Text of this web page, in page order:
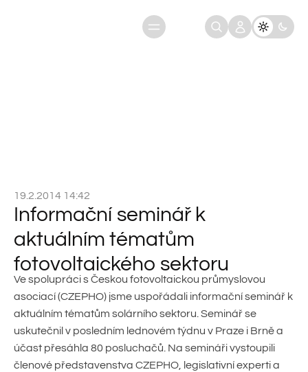
19.2.2014 14:42
Informační seminář k
aktuálním tématům
fotovoltaického sektoru
Ve spolupráci s Českou fotovoltaickou průmyslovou
asociací (CZEPHO) jsme uspořádali informační seminář k
aktuálním tématům solárního sektoru. Seminář se
uskutečnil v posledním lednovém týdnu v Praze i Brně a
účast přesáhla 80 posluchačů. Na semináři vystoupili
členové představenstva CZEPHO, legislativní experti a